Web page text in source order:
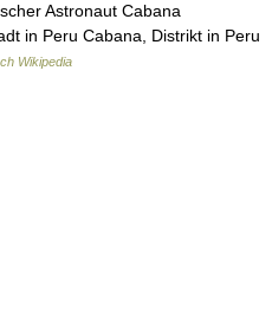
Astronaut Cabana
in Peru Cabana, Distrikt in Peru
Wikipedia